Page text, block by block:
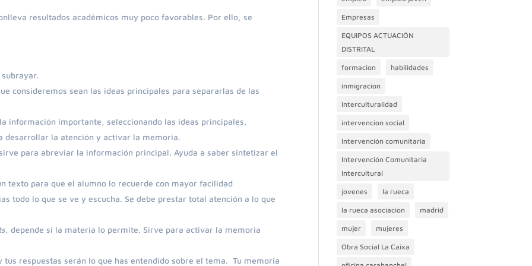
resultados académicos muy poco favorables. Por ello, se
consideremos sean las ideas principales para separarlas de las
información importante, seleccionando las ideas principales,
desarrollar la atención y activar la memoria.
para abreviar la información principal. Ayuda a saber sintetizar el
texto para que el alumno lo recuerde con mayor facilidad
todo lo que se ve y escucha. Se debe prestar total atención a lo que
, depende si la materia lo permite. Sirve para activar la memoria
respuestas serán lo que has entendido sobre el tema. Tu memoria
Empresas
EQUIPOS ACTUACIÓN
DISTRITAL
formacion habilidades
inmigracion
Interculturalidad
intervencion social
Intervención comunitaria
Intervención Comunitaria
Intercultural
jovenes la rueca
la rueca asociacion madrid
mujer mujeres
Obra Social La Caixa